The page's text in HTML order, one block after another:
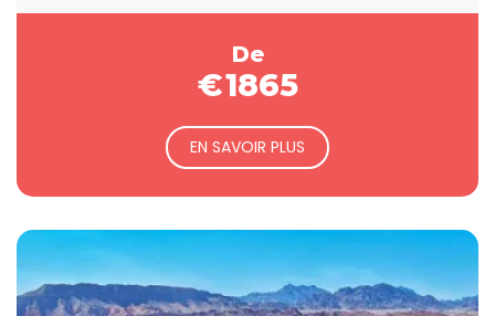
Toutankhamon, vous transportera dans un passé
De
€1865
EN SAVOIR PLUS